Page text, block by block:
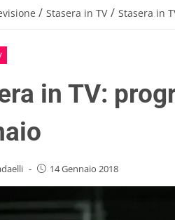
/ Stasera in TV / Stasera in
in TV:
- 14 Gennaio 2018